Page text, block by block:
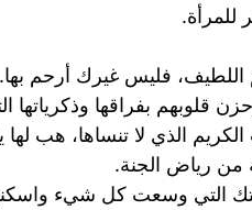
للمرأة.
اللطيف، فليس غيرك أرحم بها.
قلوبهم بفراقها وذكرياتها
الذي لا تنساها، هب لها
من رياض الجنة.
التي وسعت كل شيء